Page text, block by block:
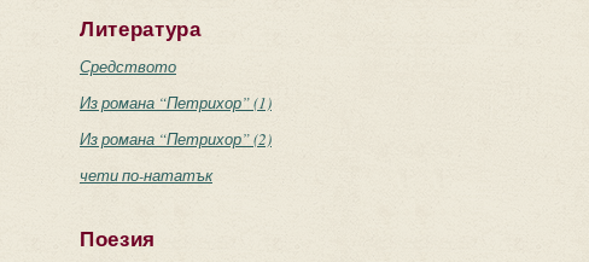
Литература
Средството
Из романа “Петрихор” (1)
Из романа “Петрихор” (2)
чети по-нататък
Поезия